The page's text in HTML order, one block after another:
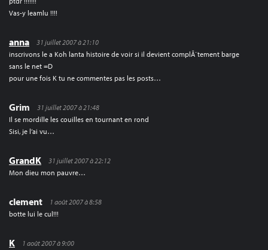
Vas-y leamlu !!!!
anna
31 juillet 2007 à 21:10
inscrivons le a Koh lanta histoire de voir si il devient complÃ¨tement barge
sans le net =D
pour une fois K tu ne commentes pas les posts…
Grim
31 juillet 2007 à 21:48
Il se mordille les couilles en tournant en rond
Sisi, je l’ai vu…
GrandK
31 juillet 2007 à 22:12
Mon dieu mon pauvre…
clement
1 août 2007 à 8:58
botte lui le cul!!!
K
1 août 2007 à 9:00